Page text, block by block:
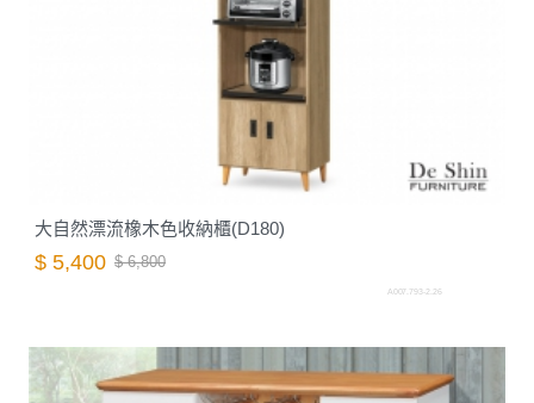
大自然漂流橡木色收納櫃(D180)
$ 5,400 $ 6,800
A007.793-2.26